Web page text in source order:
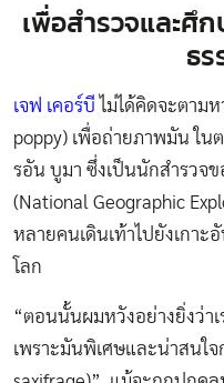
เพื่อสำรวจและศึ
ธ
เจฟ เคอร์บี ไม่ได้คิดจะตาม
poppy) เพื่อถ่ายภาพมัน ใน
รอัน บูมา ซึ่งเป็นนักสำรวจ
(National Geographic
หลายคนเดินเท้าไปยังเกาะ
โลก
“ตอนนั้นผมหวังอย่างยิ่งว่า
เพราะมันพิเศษและน่าสนใ